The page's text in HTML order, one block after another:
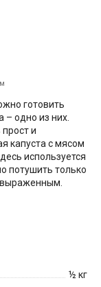
готовить
– одно из них.
и
капуста с мясом
используется
потушить только
½ кг